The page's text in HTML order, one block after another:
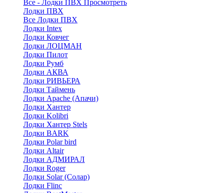
Все - Лодки ПВХ Просмотреть
Лодки ПВХ
Все Лодки ПВХ
Лодки Intex
Лодки Ковчег
Лодки ЛОЦМАН
Лодки Пилот
Лодки Румб
Лодки АКВА
Лодки РИВЬЕРА
Лодки Таймень
Лодки Apache (Апачи)
Лодки Хантер
Лодки Kolibri
Лодки Хантер Stels
Лодки BARK
Лодки Polar bird
Лодки Altair
Лодки АДМИРАЛ
Лодки Roger
Лодки Solar (Солар)
Лодки Flinc